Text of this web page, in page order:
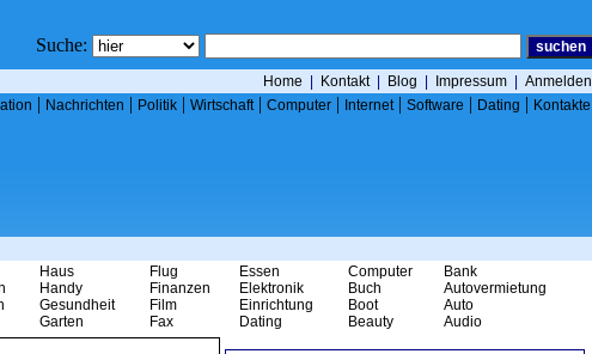
Suche:
Home Kontakt| Blog Impressum
Anmelden
| Nachrichten | Politik | Wirtschaft| Computer | Internet| Software | Dating | Kontakte
Haus
Handy
Gesundheit
Garten
Flug
Finanzen
Film
Fax
Essen
Elektronik
Einrichtung
Dating
Computer
Buch
Boot
Beauty
Bank
Autovermietung
Auto
Audio